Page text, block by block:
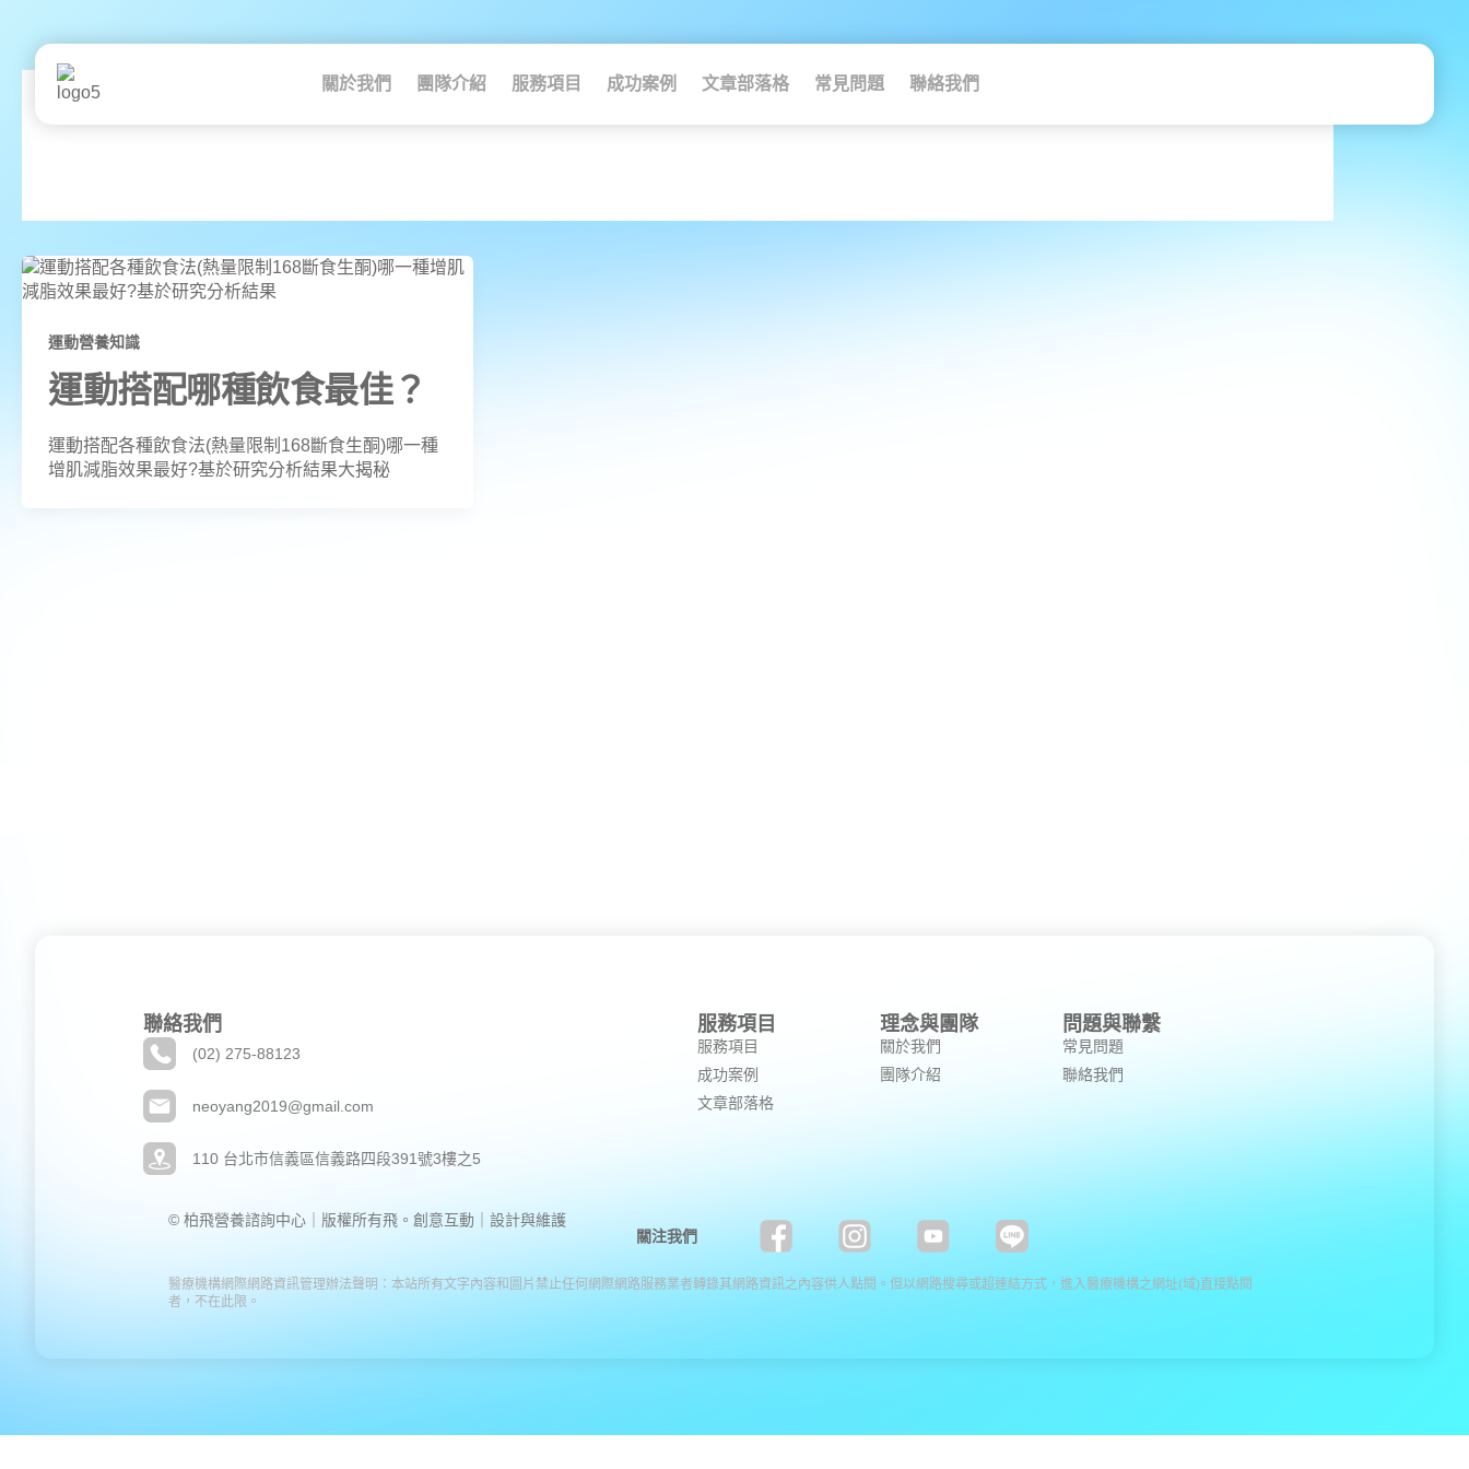
關於我們 團隊介紹 服務項目 成功案例 文章部落格 常見問題 聯絡我們
運動營養知識
運動搭配哪種飲食最佳？
運動搭配各種飲食法(熱量限制168斷食生酮)哪一種
增肌減脂效果最好?基於研究分析結果大揭秘
聯絡我們
(02) 275-88123
neoyang2019@gmail.com
110 台北市信義區信義路四段391號3樓之5
服務項目
服務項目
成功案例
文章部落格
理念與團隊
關於我們
團隊介紹
問題與聯繫
常見問題
聯絡我們
© 柏飛營養諮詢中心｜版權所有飛。創意互動｜設計與維護
關注我們
醫療機構網際網路資訊管理辦法聲明：本站所有文字內容和圖片禁止任何網際網路服務業者轉錄其網路資訊之內容供人點閱。但以網路搜尋或超連結方式，進入醫療機構之網址(域)直接點閱
者，不在此限。